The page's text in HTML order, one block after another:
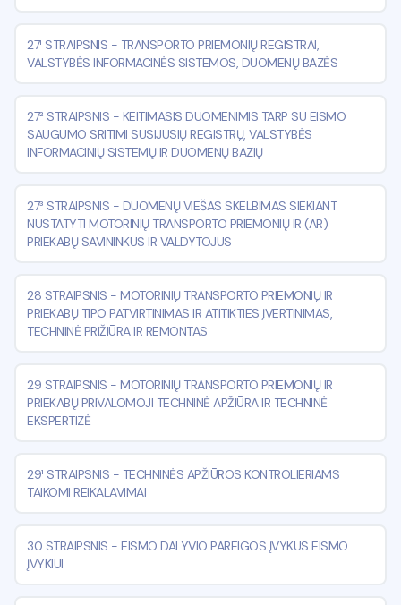
27¹ STRAIPSNIS - TRANSPORTO PRIEMONIŲ REGISTRAI,
VALSTYBĖS INFORMACINĖS SISTEMOS, DUOMENŲ BAZĖS
27² STRAIPSNIS - KEITIMASIS DUOMENIMIS TARP SU EISMO
SAUGUMO SRITIMI SUSIJUSIŲ REGISTRŲ, VALSTYBĖS
INFORMACINIŲ SISTEMŲ IR DUOMENŲ BAZIŲ
27³ STRAIPSNIS - DUOMENŲ VIEŠAS SKELBIMAS SIEKIANT
NUSTATYTI MOTORINIŲ TRANSPORTO PRIEMONIŲ IR (AR)
PRIEKABŲ SAVININKUS IR VALDYTOJUS
28 STRAIPSNIS - MOTORINIŲ TRANSPORTO PRIEMONIŲ IR
PRIEKABŲ TIPO PATVIRTINIMAS IR ATITIKTIES ĮVERTINIMAS,
TECHNINĖ PRIŽIŪRA IR REMONTAS
29 STRAIPSNIS - MOTORINIŲ TRANSPORTO PRIEMONIŲ IR
PRIEKABŲ PRIVALOMOJI TECHNINĖ APŽIŪRA IR TECHNINĖ
EKSPERTIZĖ
29¹ STRAIPSNIS - TECHNINĖS APŽIŪROS KONTROLIERIAMS
TAIKOMI REIKALAVIMAI
30 STRAIPSNIS - EISMO DALYVIO PAREIGOS ĮVYKUS EISMO
ĮVYKIUI